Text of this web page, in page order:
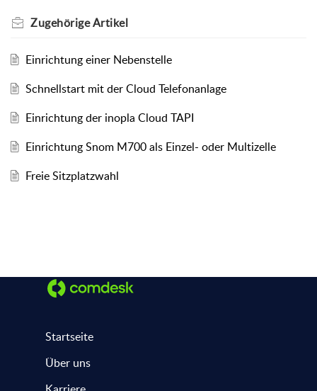
ZugehörigeArtikel
Einrichtung einer Nebenstelle
Schnellstart mit der Cloud Telefonanlage
Einrichtung der inopla Cloud TAPI
Einrichtung Snom M700 als Einzel- oder Multizelle
Freie Sitzplatzwahl
Startseite
Über uns